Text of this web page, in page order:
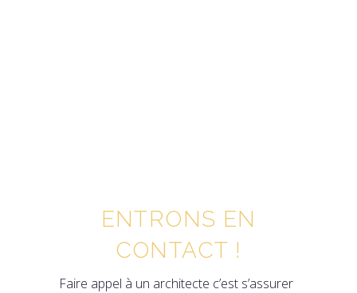
ENTRONS EN
CONTACT !
Faire appel à un architecte c’est s’assurer